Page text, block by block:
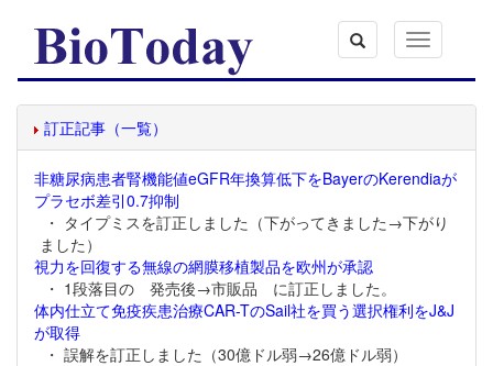
Toggle
navigation
訂正記事（一覧）
非糖尿病患者腎機能値eGFR年換算低下をBayerのKerendiaが
プラセボ差引0.7抑制
・ タイプミスを訂正しました（下がってきました→下がり
ました）
視力を回復する無線の網膜移植製品を欧州が承認
・ 1段落目の 発売後→市販品 に訂正しました。
体内仕立て免疫疾患治療CAR-TのSail社を買う選択権利をJ&J
が取得
・ 誤解を訂正しました（30億ドル弱→26億ドル弱）